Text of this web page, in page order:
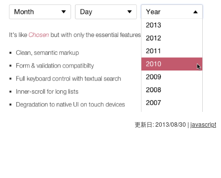
更新日: 2013/08/30 | javascript